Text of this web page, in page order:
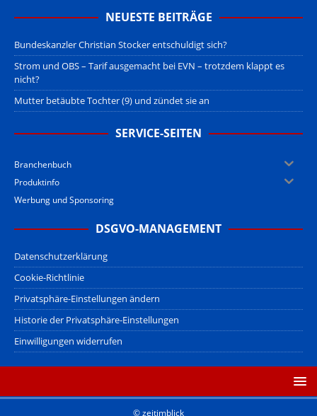
NEUESTE BEITRÄGE
Bundeskanzler Christian Stocker entschuldigt sich?
Strom und OBS – Tarif ausgemacht bei EVN – trotzdem klappt es
nicht?
Mutter betäubte Tochter (9) und zündet sie an
SERVICE-SEITEN
Branchenbuch
Produktinfo
Werbung und Sponsoring
DSGVO-MANAGEMENT
Datenschutzerklärung
Cookie-Richtlinie
Privatsphäre-Einstellungen ändern
Historie der Privatsphäre-Einstellungen
Einwilligungen widerrufen
© zeitimblick